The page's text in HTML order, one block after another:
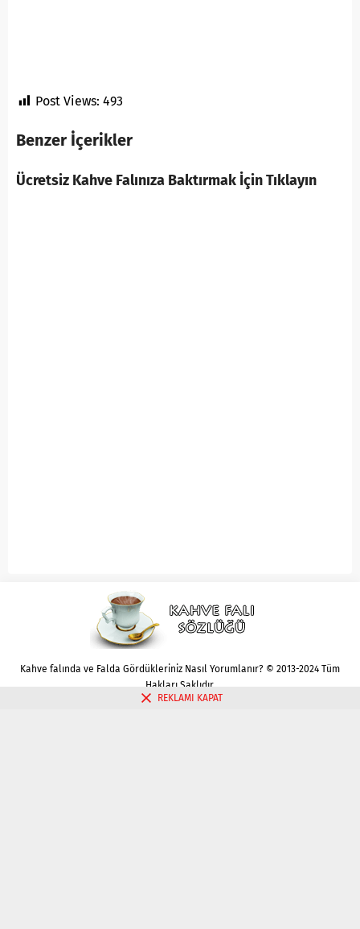
Post Views: 493
Benzer İçerikler
Ücretsiz Kahve Falınıza Baktırmak İçin Tıklayın
Kahve falında ve Falda Gördükleriniz Nasıl Yorumlanır? © 2013-2024 Tüm
Hakları Saklıdır.
REKLAMI KAPAT